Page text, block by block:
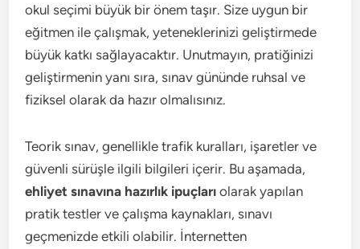
okul seçimi büyük bir önem taşır. Size uygun bir
eğitmen ile çalışmak, yeteneklerinizi geliştirmede
büyük katkı sağlayacaktır. Unutmayın, pratiğinizi
geliştirmenin yanı sıra, sınav gününde ruhsal ve
fiziksel olarak da hazır olmalısınız.
Teorik sınav, genellikle trafik kuralları, işaretler ve
güvenli sürüşle ilgili bilgileri içerir. Bu aşamada,
ehliyet sınavına hazırlık ipuçları olarak yapılan
pratik testler ve çalışma kaynakları, sınavı
geçmenizde etkili olabilir. İnternetten